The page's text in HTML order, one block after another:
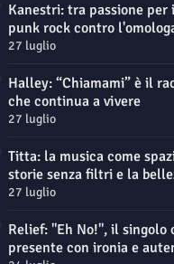
Kanestri: tra passione
punk rock contro
27 luglio
Halley: “Chiamami” è il
che continua a vivere
27 luglio
Titta: la musica come
storie senza filtri e la
27 luglio
Relief: "Eh No!", il singolo
presente con ironia e